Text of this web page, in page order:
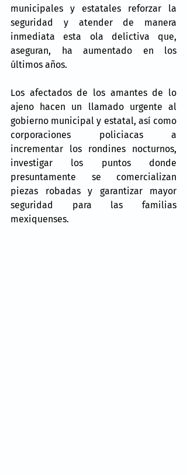
municipales y estatales reforzar la
seguridad y atender de manera
inmediata esta ola delictiva que,
aseguran, ha aumentado en los
últimos años.
Los afectados de los amantes de lo
ajeno hacen un llamado urgente al
gobierno municipal y estatal, así como
corporaciones policiacas a
incrementar los rondines nocturnos,
investigar los puntos donde
presuntamente se comercializan
piezas robadas y garantizar mayor
seguridad para las familias
mexiquenses.